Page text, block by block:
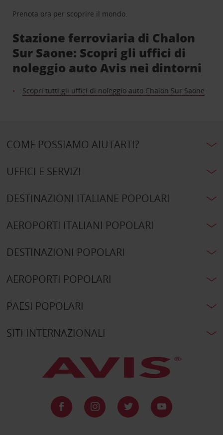
Prenota ora per scoprire il mondo.
Stazione ferroviaria di Chalon
Sur Saone: Scopri gli uffici di
noleggio auto Avis nei dintorni
Scopri tutti gli uffici di noleggio auto Chalon Sur Saone
COME POSSIAMO AIUTARTI?
UFFICI E SERVIZI
DESTINAZIONI ITALIANE POPOLARI
AEROPORTI ITALIANI POPOLARI
DESTINAZIONI POPOLARI
AEROPORTI POPOLARI
PAESI POPOLARI
SITI INTERNAZIONALI